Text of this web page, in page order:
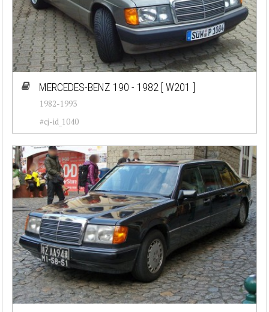
MERCEDES-BENZ 190 - 1982 [ W201 ]
1982-1993
#cj-id_1040